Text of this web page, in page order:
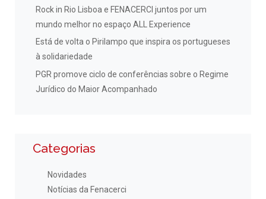
Rock in Rio Lisboa e FENACERCI juntos por um
mundo melhor no espaço ALL Experience
Está de volta o Pirilampo que inspira os portugueses
à solidariedade
PGR promove ciclo de conferências sobre o Regime
Jurídico do Maior Acompanhado
Categorias
Novidades
Notícias da Fenacerci